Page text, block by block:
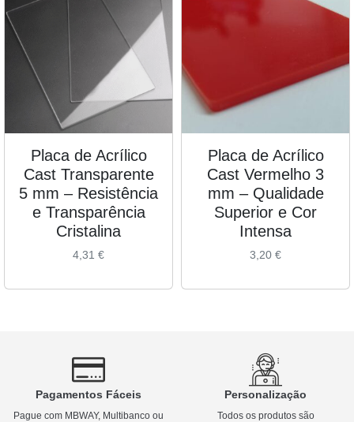
Placa de Acrílico
Cast Transparente
5 mm – Resistência
e Transparência
Cristalina
4,31 €
Placa de Acrílico
Cast Vermelho 3
mm – Qualidade
Superior e Cor
Intensa
3,20 €
Pagamentos Fáceis
Pague com MBWAY, Multibanco ou
Personalização
Todos os produtos são